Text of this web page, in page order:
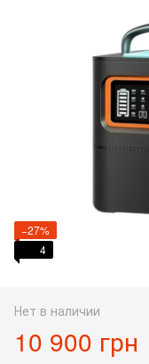
−27%
4
Нет в наличии
10 900 грн